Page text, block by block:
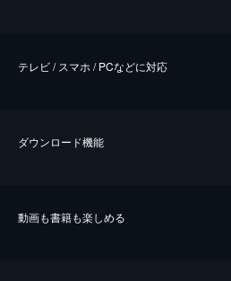
テレビ / スマホ / PCなどに対応
ダウンロード機能
動画も書籍も楽しめる